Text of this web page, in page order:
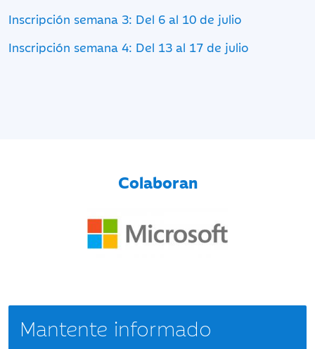
Inscripción semana 3: Del 6 al 10 de julio
Inscripción semana 4: Del 13 al 17 de julio
Colaboran
Mantente informado